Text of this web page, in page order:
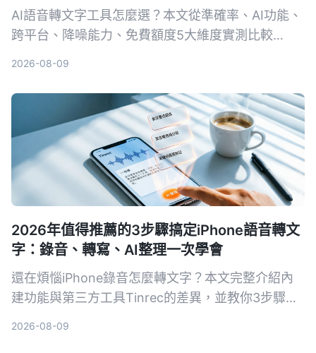
AI語音轉文字工具怎麼選？本文從準確率、AI功能、
跨平台、降噪能力、免費額度5大維度實測比較
2026-08-09
2026年值得推薦的3步驟搞定iPhone語音轉文
字：錄音、轉寫、AI整理一次學會
還在煩惱iPhone錄音怎麼轉文字？本文完整介紹內
建功能與第三方工具Tinrec的差異，並教你3步驟輕
2026-08-09